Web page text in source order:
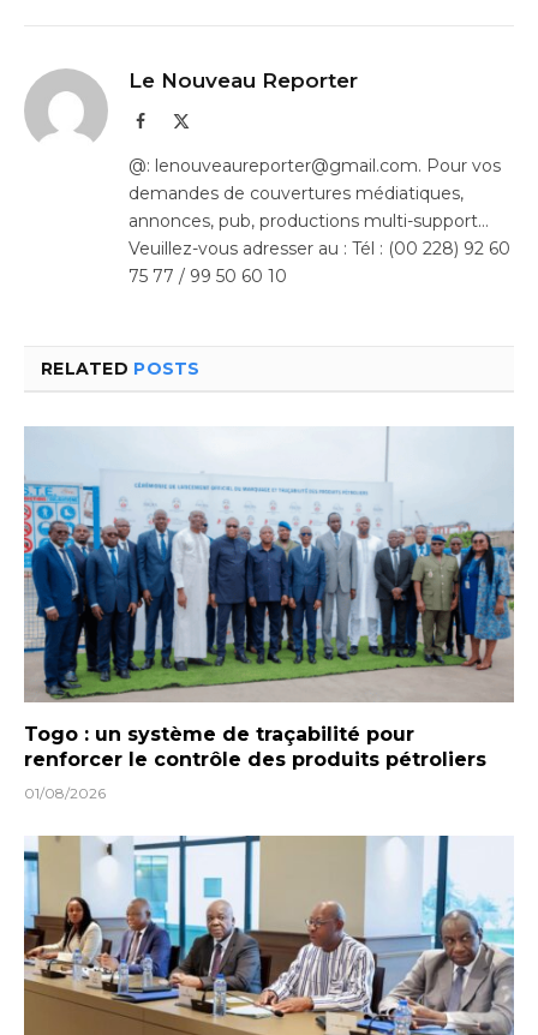
Le Nouveau Reporter
Facebook
@: lenouveaureporter@gmail.com. Pour vos
demandes de couvertures médiatiques,
annonces, pub, productions multi-support…
Veuillez-vous adresser au : Tél : (00 228) 92 60
75 77 / 99 50 60 10
RELATED POSTS
Togo : un système de traçabilité pour
renforcer le contrôle des produits pétroliers
01/08/2026